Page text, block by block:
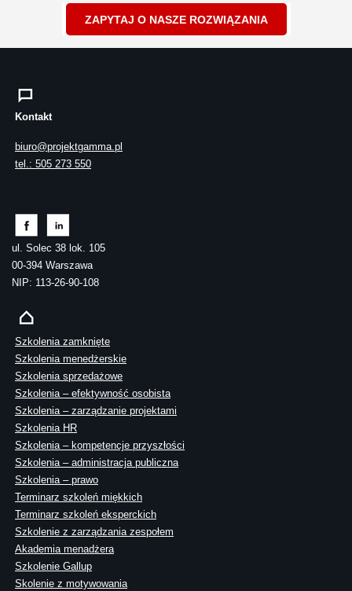
ZAPYTAJ O NASZE ROZWIĄZANIA
Kontakt
biuro@projektgamma.pl
tel.: 505 273 550
ul. Solec 38 lok. 105
00-394 Warszawa
NIP: 113-26-90-108
Szkolenia zamknięte
Szkolenia menedżerskie
Szkolenia sprzedażowe
Szkolenia – efektywność osobista
Szkolenia – zarządzanie projektami
Szkolenia HR
Szkolenia – kompetencje przyszłości
Szkolenia – administracja publiczna
Szkolenia – prawo
Terminarz szkoleń miękkich
Terminarz szkoleń eksperckich
Szkolenie z zarządzania zespołem
Akademia menadżera
Szkolenie Gallup
Skolenie z motywowania